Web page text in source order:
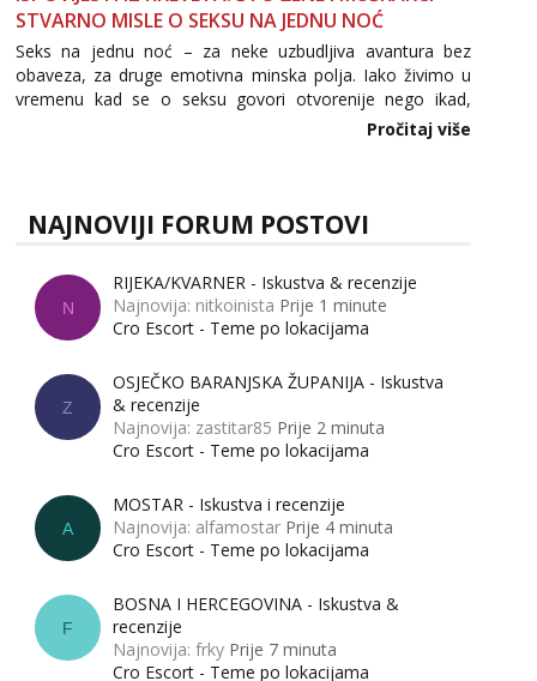
STVARNO MISLE O SEKSU NA JEDNU NOĆ
Seks na jednu noć – za neke uzbudljiva avantura bez
obaveza, za druge emotivna minska polja. Iako živimo u
vremenu kad se o seksu govori otvorenije nego ikad,
tema „jedne noći strasti“ i dalje izaziva burne rasprave. Što
Pročitaj više
NAJNOVIJI FORUM POSTOVI
N
RIJEKA/KVARNER - Iskustva & recenzije
Najnovija: nitkoinista Prije 1 minute
Cro Escort - Teme po lokacijama
Z
OSJEČKO BARANJSKA ŽUPANIJA - Iskustva
& recenzije
Najnovija: zastitar85 Prije 2 minuta
Cro Escort - Teme po lokacijama
A
MOSTAR - Iskustva i recenzije
Najnovija: alfamostar Prije 4 minuta
Cro Escort - Teme po lokacijama
F
BOSNA I HERCEGOVINA - Iskustva &
recenzije
Najnovija: frky Prije 7 minuta
Cro Escort - Teme po lokacijama